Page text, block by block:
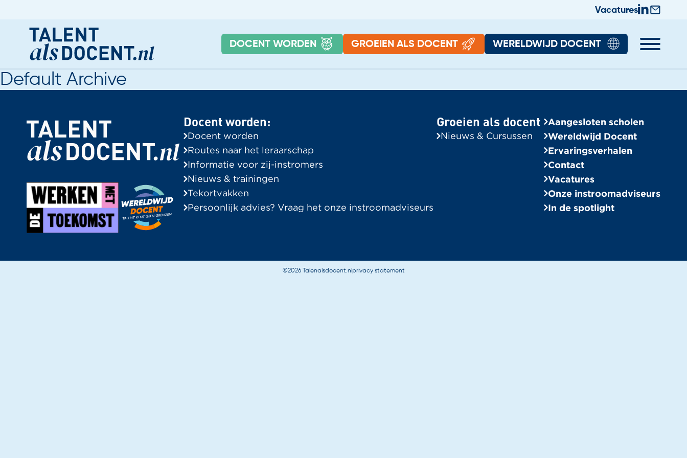
Vacatures
DOCENT WORDEN GROEIEN ALS DOCENT WERELDWIJD DOCENT
Informatie voor Zij-instromers
Praktische zaken
Informatie voor Zij-instromers
Tekortvakken in de regio
Onze instroomadviseurs
In de Spotlight
Bekijk alle vacatures
Contact
Aangesloten scholen
Onze instroomadviseurs
Default Archive
Docent worden:
Docent worden
Routes naar het leraarschap
Informatie voor zij-instromers
Nieuws & trainingen
Tekortvakken
Persoonlijk advies? Vraag het onze instroomadviseurs
Groeien als docent
Nieuws & Cursussen
Aangesloten scholen
Wereldwijd Docent
Ervaringsverhalen
Contact
Vacatures
Onze instroomadviseurs
In de spotlight
©2026 Talenalsdocent.nl privacy statement